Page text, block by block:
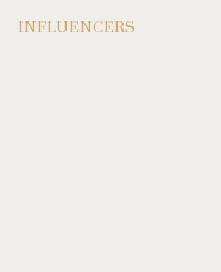
INFLUENCERS